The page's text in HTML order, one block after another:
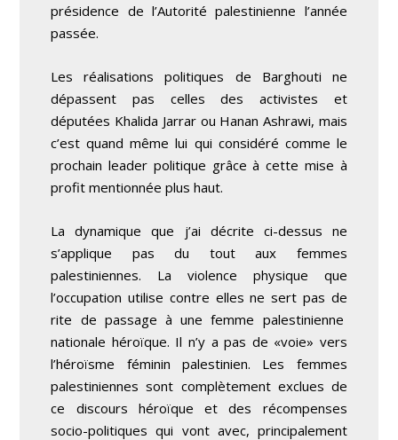
présidence de l’Autorité palestinienne l’année
passée.
Les réalisations politiques de Barghouti ne
dépassent pas celles des activistes et
députées Khalida Jarrar ou Hanan Ashrawi, mais
c’est quand même lui qui considéré comme le
prochain leader politique grâce à cette mise à
profit mentionnée plus haut.
La dynamique que j’ai décrite ci-dessus ne
s’applique pas du tout aux femmes
palestiniennes. La violence physique que
l’occupation utilise contre elles ne sert pas de
rite de passage à une femme palestinienne
nationale héroïque. Il n’y a pas de «voie» vers
l’héroïsme féminin palestinien. Les femmes
palestiniennes sont complètement exclues de
ce discours héroïque et des récompenses
socio-politiques qui vont avec, principalement